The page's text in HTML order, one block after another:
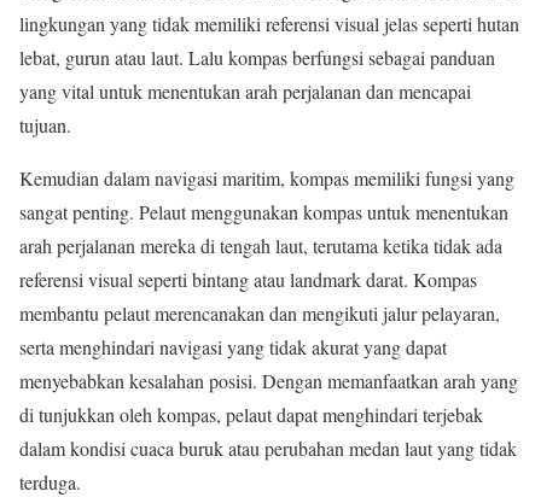
lingkungan yang tidak memiliki referensi visual jelas seperti hutan
lebat, gurun atau laut. Lalu kompas berfungsi sebagai panduan
yang vital untuk menentukan arah perjalanan dan mencapai
tujuan.
Kemudian dalam navigasi maritim, kompas memiliki fungsi yang
sangat penting. Pelaut menggunakan kompas untuk menentukan
arah perjalanan mereka di tengah laut, terutama ketika tidak ada
referensi visual seperti bintang atau landmark darat. Kompas
membantu pelaut merencanakan dan mengikuti jalur pelayaran,
serta menghindari navigasi yang tidak akurat yang dapat
menyebabkan kesalahan posisi. Dengan memanfaatkan arah yang
di tunjukkan oleh kompas, pelaut dapat menghindari terjebak
dalam kondisi cuaca buruk atau perubahan medan laut yang tidak
terduga.